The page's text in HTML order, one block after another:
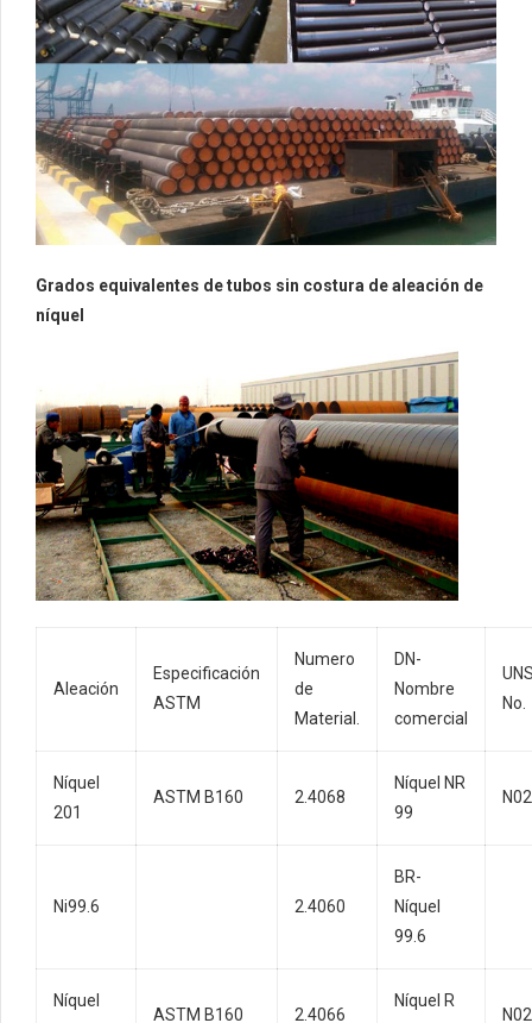
Grados equivalentes de tubos sin costura de aleación de
níquel
Aleación
Especificación
ASTM
Numero
de
Material.
DN-
Nombre
comercial
No.
Níquel
201
ASTM B160 2.4068
Níquel NR
99
Ni99.6 2.4060
BR-
Níquel
99.6
Níquel
ASTM B160 2.4066
Níquel R